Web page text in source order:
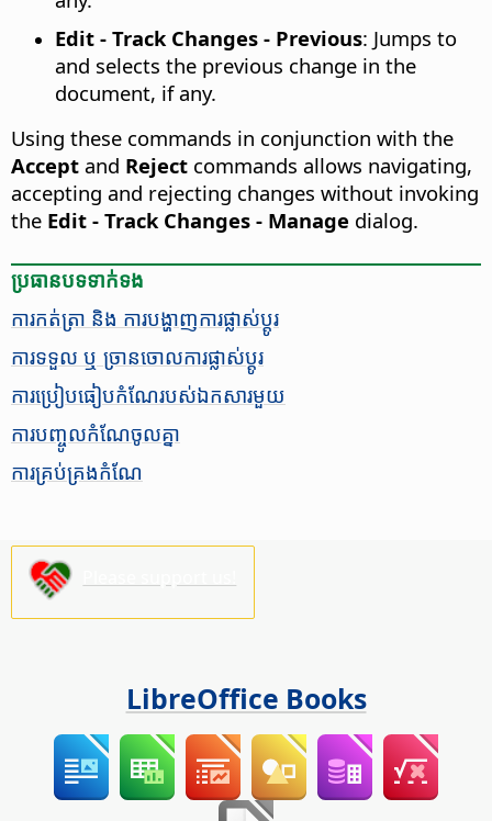
Edit - Track Changes - Previous: Jumps to
and selects the previous change in the
document, if any.
Using these commands in conjunction with the
Accept and Reject commands allows navigating,
accepting and rejecting changes without invoking
the Edit - Track Changes - Manage dialog.
ប្រធានបទ​ទាក់ទង
ការ​កត់ត្រា​ និង ការ​បង្ហាញ​ការ​ផ្លាស់​ប្តូរ
ការ​ទទួល​ ឬ ច្រាន​ចោល​ការ​ផ្លាស់​ប្តូរ​​
ការ​ប្រៀប​ធៀប​កំណែ​​របស់​ឯកសារ​មួយ
ការ​បញ្ចូល​​​​​កំណែ​ចូល​គ្នា
ការ​គ្រប់​គ្រង​កំណែ
LibreOffice Books